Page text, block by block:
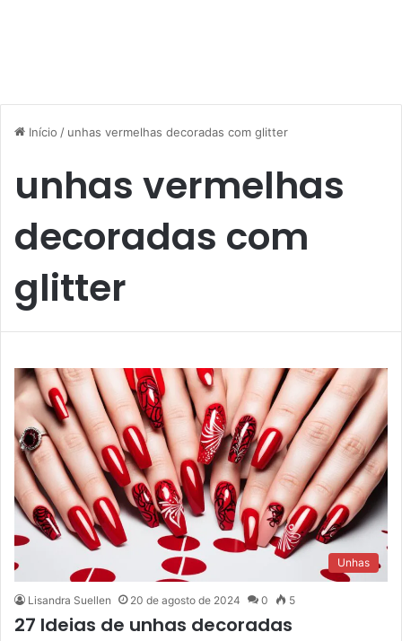
Início / unhas vermelhas decoradas com glitter
unhas vermelhas
decoradas com
glitter
Unhas
Lisandra Suellen 20 de agosto de 2024 0 5
27 Ideias de unhas decoradas